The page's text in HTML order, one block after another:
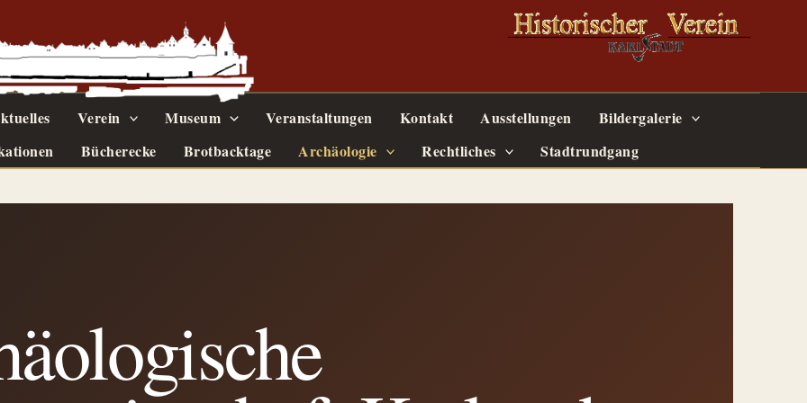
Verein Museum Veranstaltungen Kontakt Ausstellungen
Bildergalerie
Bücherecke Brotbacktage Archäologie Rechtliches Stadtrundgang